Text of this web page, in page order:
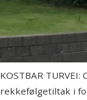
KOSTBAR
rekkefølgetiltak i